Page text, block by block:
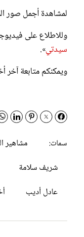
لمشاهدة أجمل صور
وللاطلاع على
سيدتي».
ويمكنكم متابعة آخر
سمات:
مشاهير
شريف سلامة
عادل أديب